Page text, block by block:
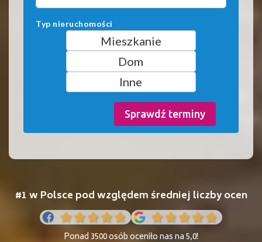
Typ nieruchomości
Mieszkanie
Dom
Inne
Sprawdź terminy
#1 w Polsce pod względem średniej liczby ocen
Ponad 3500 osób oceniło nas na 5,0!